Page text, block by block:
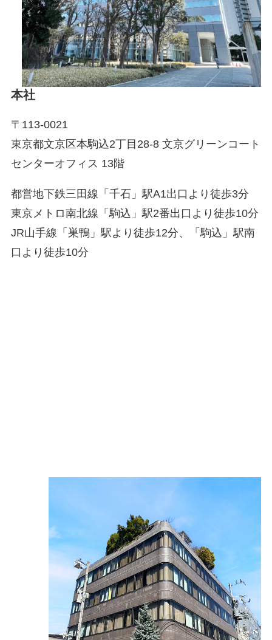
本社
〒113-0021
東京都文京区本駒込2丁目28-8 文京グリーンコート
センターオフィス 13階
都営地下鉄三田線「千石」駅A1出口より徒歩3分
東京メトロ南北線「駒込」駅2番出口より徒歩10分
JR山手線「巣鴨」駅より徒歩12分、「駒込」駅南
口より徒歩10分